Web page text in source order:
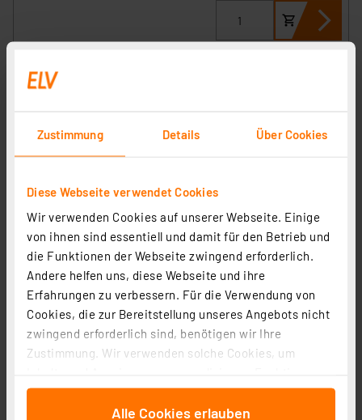
Zustimmung Details Über Cookies
Diese Webseite verwendet Cookies
Wir verwenden Cookies auf unserer Webseite. Einige
von ihnen sind essentiell und damit für den Betrieb und
die Funktionen der Webseite zwingend erforderlich.
Andere helfen uns, diese Webseite und ihre
Erfahrungen zu verbessern. Für die Verwendung von
Cookies, die zur Bereitstellung unseres Angebots nicht
zwingend erforderlich sind, benötigen wir Ihre
Zustimmung. Wir verwenden solche Cookies, um
für soziale Medien anbieten zu können und die Zugriffe
auf unsere Website zu analysieren. Außerdem geben
Alle Cookies erlauben
OSRAM SMART+ Smart Home GU10 , Matter, WLAN, 4.7
W, RGBW, 3er-Pack
Artikel-Nr. 258167
Produktdatenblatt
36,95 €
Informationen zu Versandkosten